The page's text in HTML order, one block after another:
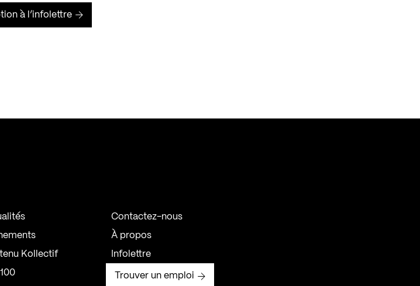
à l’infolettre
Kollectif
100
Contactez-nous
À propos
Infolettre
Trouver un emploi